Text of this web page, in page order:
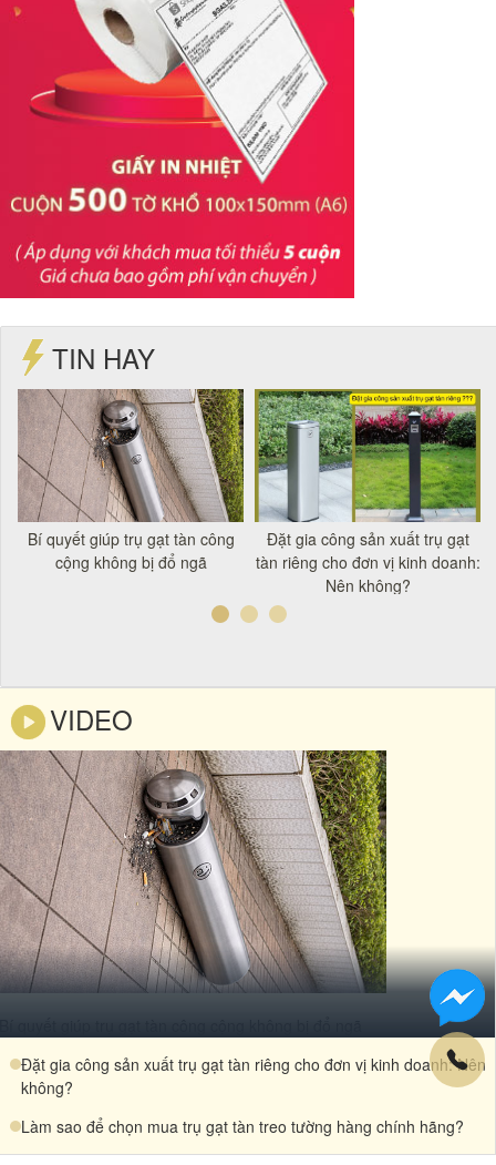
TIN HAY
Bí quyết giúp trụ gạt tàn công
cộng không bị đổ ngã
Đặt gia công sản xuất trụ gạt
tàn riêng cho đơn vị kinh doanh:
Nên không?
VIDEO
Đặt gia công sản xuất trụ gạt tàn riêng cho đơn vị kinh doanh: Nên
không?
Làm sao để chọn mua trụ gạt tàn treo tường hàng chính hãng?